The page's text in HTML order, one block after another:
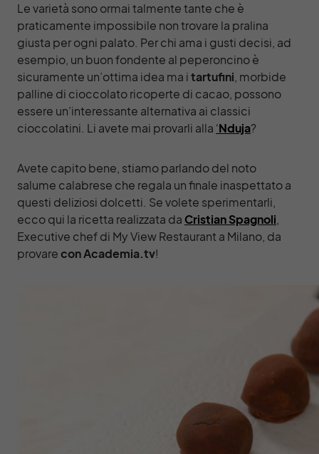
Le varietà sono ormai talmente tante che è
praticamente impossibile non trovare la pralina
giusta per ogni palato. Per chi ama i gusti decisi, ad
esempio, un buon fondente al peperoncino è
sicuramente un’ottima idea ma itartufini , morbide
palline di cioccolato ricoperte di cacao, possono
essere un’interessante alternativa ai classici
cioccolatini. Li avete mai provarli alla ‘Nduja?
Avete capito bene, stiamo parlando del noto
salume calabrese che regala un finale inaspettato a
questi deliziosi dolcetti. Se volete sperimentarli,
ecco qui la ricetta realizzata da Cristian Spagnoli
Executive chef di My View Restaurant a Milano, da
provarecon Academia.tv!